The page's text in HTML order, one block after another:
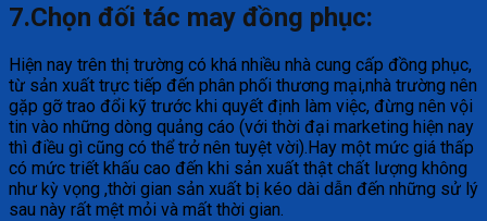
7.Chọn đối tác may đồng phục:
Hiện nay trên thị trường có khá nhiều nhà cung cấp đồng phục,
từ sản xuất trực tiếp đến phân phối thương mại,nhà trường nên
gặp gỡ trao đổi kỹ trước khi quyết định làm việc, đừng nên vội
tin vào những dòng quảng cáo (với thời đại marketing hiện nay
thì điều gì cũng có thể trở nên tuyệt vời).Hay một mức giá thấp
có mức triết khấu cao đến khi sản xuất thật chất lượng không
như kỳ vọng ,thời gian sản xuất bị kéo dài dẫn đến những sử lý
sau này rất mệt mỏi và mất thời gian.